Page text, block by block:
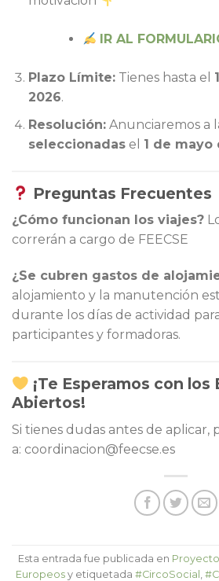
IR AL
Plazo Límite:Tienes hasta el
2026.
Resolución:Anunciaremos a
seleccionadasel 1 de mayo
Preguntas Frecuentes
¿Cómo funcionan los viajes?
correrán a cargo de FEECSE
¿Se cubren gastos de
alojamiento y la manutención
durante los días de actividad
participantes y formadoras.
¡Te Esperamos con los
Abiertos!
Si tienes dudas antes de aplicar,
a: coordinacion@feecse.es
Esta entrada fue publicada en
Europeosy etiquetada #CircoSocial